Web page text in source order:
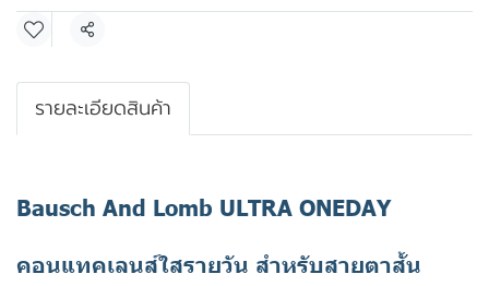
แชร์
รายละเอียดสินค้า
Bausch And Lomb ULTRA ONEDAY
คอนแทคเลนส์ใสรายวัน สำหรับสายตาสั้น